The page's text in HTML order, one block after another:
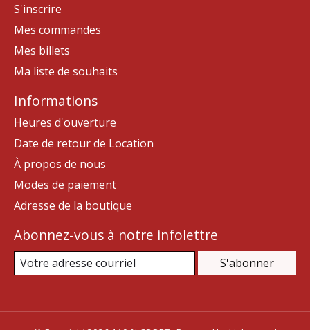
S'inscrire
Mes commandes
Mes billets
Ma liste de souhaits
Informations
Heures d'ouverture
Date de retour de Location
À propos de nous
Modes de paiement
Adresse de la boutique
Abonnez-vous à notre infolettre
S'abonner